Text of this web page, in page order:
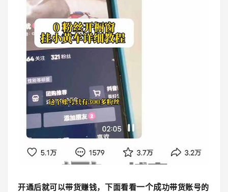
开通后就可以带货赚钱，下面看看一个成功带货账号的